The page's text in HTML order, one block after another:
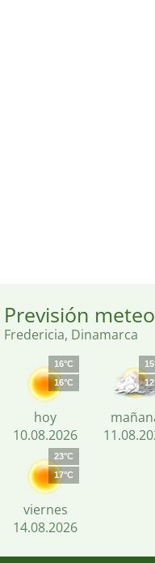
Previsión
Fredericia, Dinamarca
16°C
16°C
hoy
10.08.2026
23°C
17°C
viernes
14.08.2026